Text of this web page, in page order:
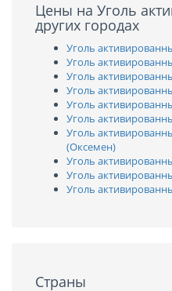
Цены на Уголь
других городах
Уголь
Уголь
Уголь
Уголь
Уголь
Уголь
Уголь
(Оксемен)
Уголь
Уголь
Уголь
Страны